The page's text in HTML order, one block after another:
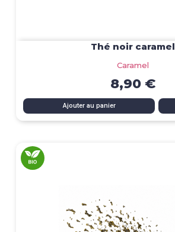
Thé noir caramel
Caramel
8,90 €
Ajouter au panier